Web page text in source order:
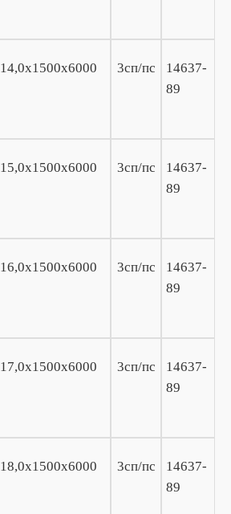
14,0х1500х6000 3сп/пс
14637-
89
15,0х1500х6000 3сп/пс
14637-
89
16,0х1500х6000 3сп/пс
14637-
89
17,0х1500х6000 3сп/пс
14637-
89
18,0х1500х6000 3сп/пс
14637-
89